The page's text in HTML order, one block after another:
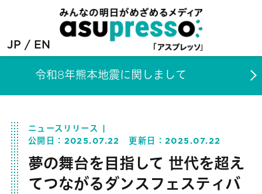
JP EN
令和8年熊本地震に関しまして
ニュースリリース
公開日： 2025.07.22 更新日：2025.07.22
夢の舞台を目指して 世代を超え
てつながるダンスフェスティバ